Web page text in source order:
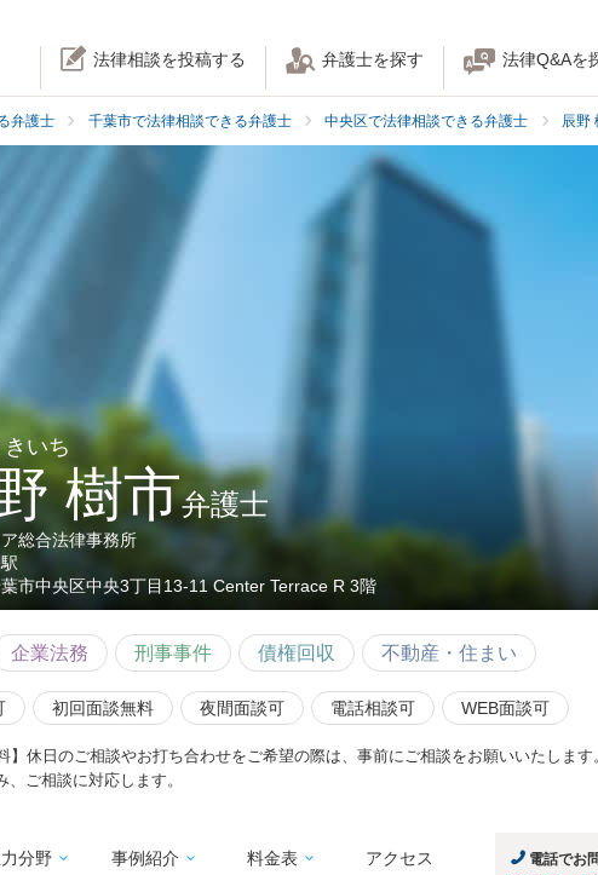
法律相談を投稿する 弁護士を探す 法律Q&Aを
弁護士 千葉市で法律相談できる弁護士 中央区で法律相談できる弁護士 辰野
いち
樹市弁護士
総合法律事務所
市中央区中央3丁目13-11 Center Terrace R 3階
企業法務 刑事事件 債権回収 不動産・住まい
初回面談無料 夜間面談可 電話相談可 WEB面談可
】休日のご相談やお打ち合わせをご希望の際は、事前にご相談をお願いいたしま
、ご相談に対応します。
分野 事例紹介 料金表 アクセス 電話でお